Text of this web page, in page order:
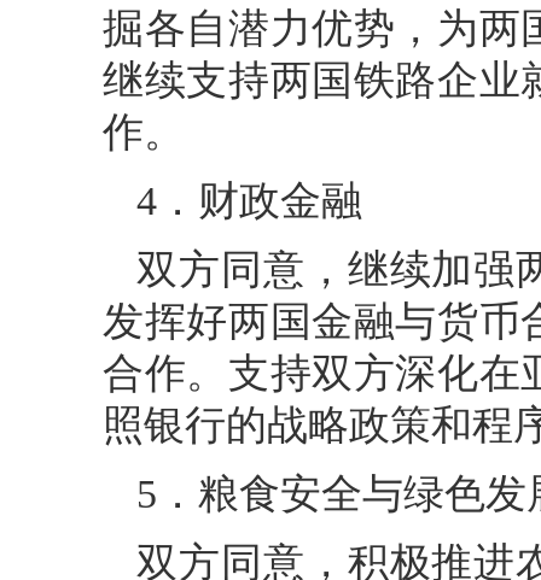
掘各自潜力优势，为两
继续支持两国铁路企业
作。
4．财政金融
双方同意，继续加强
发挥好两国金融与货币
合作。支持双方深化在
照银行的战略政策和程
5．粮食安全与绿色发
双方同意，积极推进